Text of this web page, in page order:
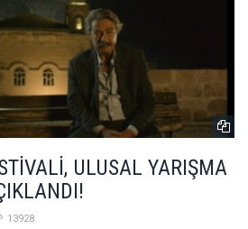
ULUSAL YARIŞMA
13928